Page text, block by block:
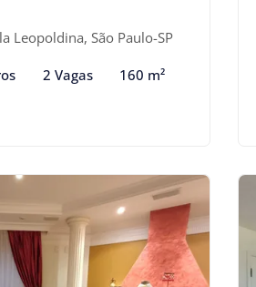
Leopoldina, São Paulo-SP
2 Vagas 160 m²